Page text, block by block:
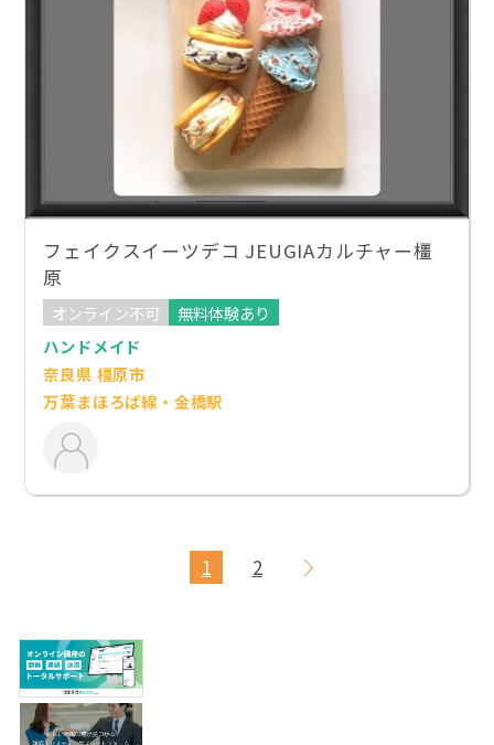
フェイクスイーツデコ JEUGIAカルチャー橿
原
オンライン不可
無料体験あり
ハンドメイド
奈良県 橿原市
万葉まほろば線・金橋駅
1 2